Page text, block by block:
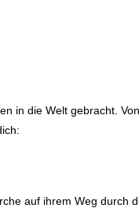
in die Welt gebracht.
auf ihrem Weg durch